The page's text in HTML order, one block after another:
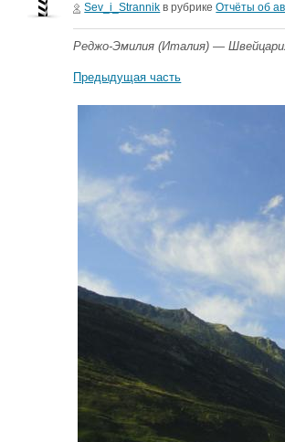
Sev_i_Strannik в рубрикеОтчёты об
Реджо-Эмилия (Италия) —
Предыдущая часть